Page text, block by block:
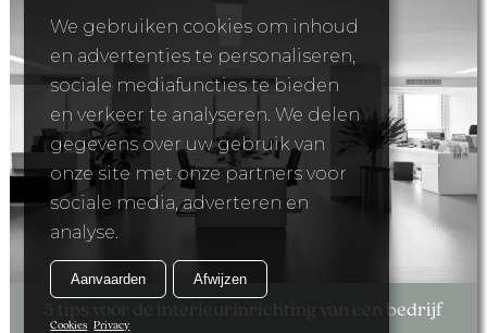
5 tips voor de interieurinrichting van een bedrijf
We gebruiken cookies om inhoud
en advertenties te personaliseren,
sociale mediafuncties te bieden
en verkeer te analyseren. We delen
gegevens over uw gebruik van
onze site met onze partners voor
sociale media, adverteren en
analyse.
Aanvaarden Afwijzen
Cookies Privacy